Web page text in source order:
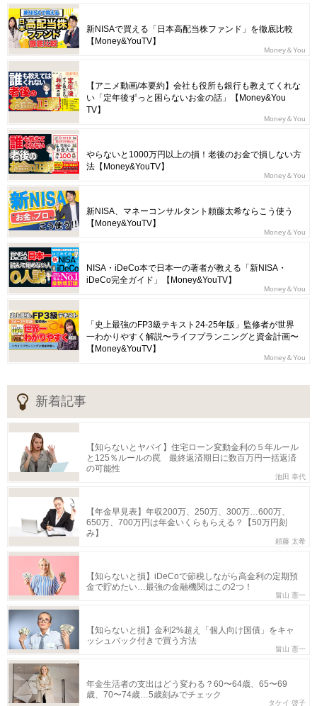
新NISAで買える「日本高配当株ファンド」を徹底比較
【Money&YouTV】
Money＆You
【アニメ動画/本要約】会社も役所も銀行も教えてくれな
い「定年後ずっと困らないお金の話」【Money&You
TV】
Money＆You
やらないと1000万円以上の損！老後のお金で損しない方
法【Money&YouTV】
Money＆You
新NISA、マネーコンサルタント頼藤太希ならこう使う
【Money&YouTV】
Money＆You
NISA・iDeCo本で日本一の著者が教える「新NISA・
iDeCo完全ガイド」【Money&YouTV】
Money＆You
「史上最強のFP3級テキスト24-25年版」監修者が世界
一わかりやすく解説〜ライフプランニングと資金計画〜
【Money&YouTV】
Money＆You
新着記事
【知らないとヤバイ】住宅ローン変動金利の５年ルール
と125％ルールの罠 最終返済期日に数百万円一括返済
の可能性
池田 幸代
【年金早見表】年収200万、250万、300万…600万、
650万、700万円は年金いくらもらえる？【50万円刻
み】
頼藤 太希
【知らないと損】iDeCoで節税しながら高金利の定期預
金で貯めたい…最強の金融機関はこの2つ！
畠山 憲一
【知らないと損】金利2%超え「個人向け国債」をキャ
ッシュバック付きで買う方法
畠山 憲一
年金生活者の支出はどう変わる？60〜64歳、65〜69
歳、70〜74歳…5歳刻みでチェック
タケイ 啓子